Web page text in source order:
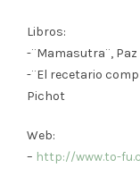
Libros:
-¨Mamasutra¨,
-¨El recetario
Pichot
Web:
– http://www.to-